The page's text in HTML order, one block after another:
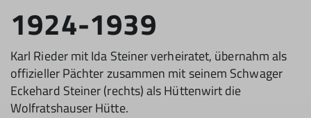
1924-1939
Karl Rieder mit Ida Steiner verheiratet, übernahm als
offizieller Pächter zusammen mit seinem Schwager
Eckehard Steiner (rechts) als Hüttenwirt die
Wolfratshauser Hütte.